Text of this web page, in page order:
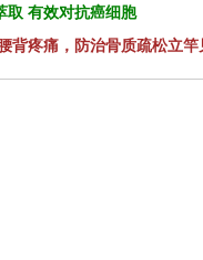
取 有效对抗癌细胞
背疼痛，防治骨质疏松立竿